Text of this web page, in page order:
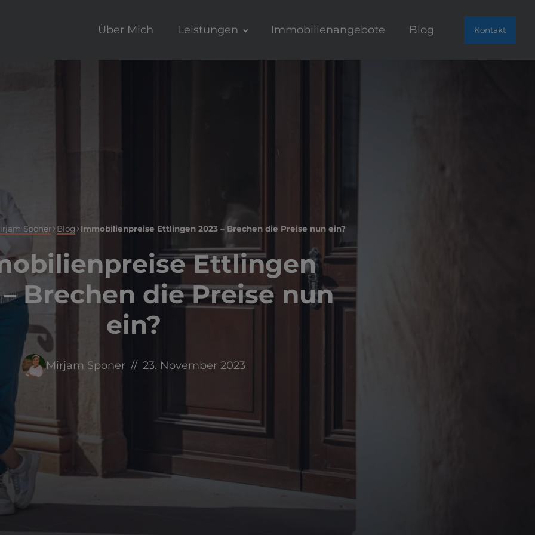
Über Mich Leistungen Immobilienangebote Blog Kontakt
Sponer› Blog ›Immobilienpreise Ettlingen 2023 – Brechen die Preise nun ein?
Ettlingen
Brechen die Preise nun
ein?
Mirjam Sponer 23. November 2023